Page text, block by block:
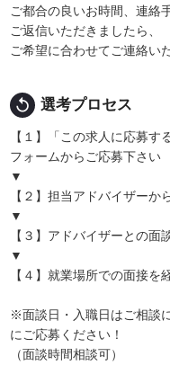
ご都合の良いお時間、連絡
ご返信いただきましたら、
ご希望に合わせてご連絡い
replay 選考プロセス
【１】「この求人に応募
フォームからご応募下さい
▼
【２】担当アドバイザーか
▼
【３】アドバイザーとの面
▼
【４】就業場所での面接を
※面談日・入職日はご相談
にご応募ください！
（面談時間相談可）